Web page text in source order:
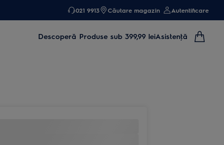
021 9913 Căutare magazin Autentificare
Descoperă Produse sub 399,99 leiAsistenţă